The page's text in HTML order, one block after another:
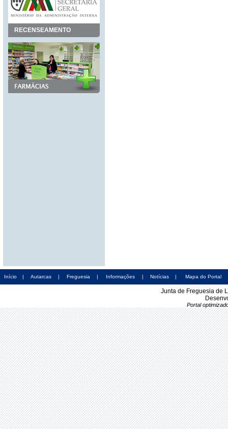
RECENSEAMENTO
Início | Autarcas | Freguesia | Informações | Notícias | Mapa do Portal
Junta de Freguesia de
Portal